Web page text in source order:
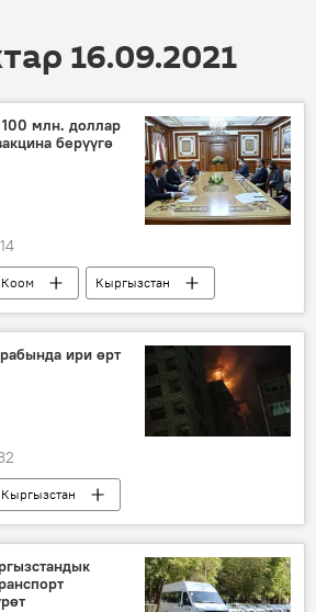
16.09.2021
млн. доллар
берүүгө
Коом
Кыргызстан
Кытай
вакцина
каражат
ири өрт
Кыргызстан
өрт